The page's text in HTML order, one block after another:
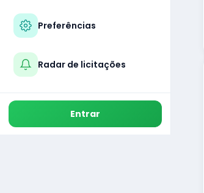
Preferências
Radar de licitações
Entrar